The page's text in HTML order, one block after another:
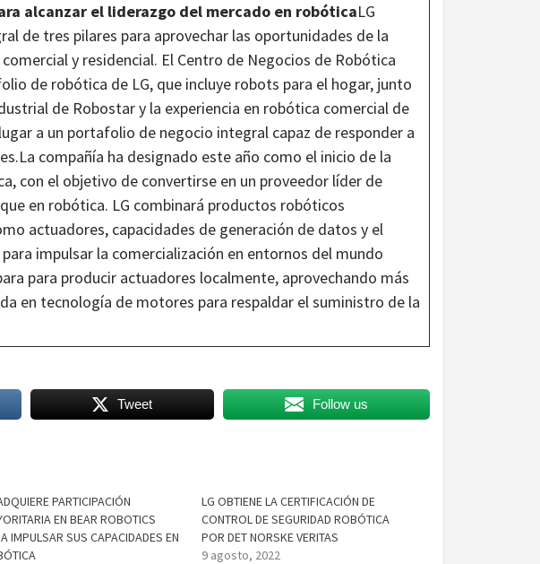
alcanzar el liderazgo del mercado en robóticaLG
de tres pilares para aprovechar las oportunidades de la
y residencial. El Centro de Negocios de Robótica
de robótica de LG, que incluye robots para el hogar, junto
de Robostar y la experiencia en robótica comercial de
a un portafolio de negocio integral capaz de responder a
compañía ha designado este año como el inicio de la
con el objetivo de convertirse en un proveedor líder de
en robótica. LG combinará productos robóticos
actuadores, capacidades de generación de datos y el
impulsar la comercialización en entornos del mundo
para producir actuadores localmente, aprovechando más
en tecnología de motores para respaldar el suministro de la
Tweet Follow us
PARTICIPACIÓN
EN BEAR ROBOTICS
IMPULSAR SUS CAPACIDADES EN
LG OBTIENE LA CERTIFICACIÓN DE
CONTROL DE SEGURIDAD ROBÓTICA
POR DET NORSKE VERITAS
9 agosto, 2022